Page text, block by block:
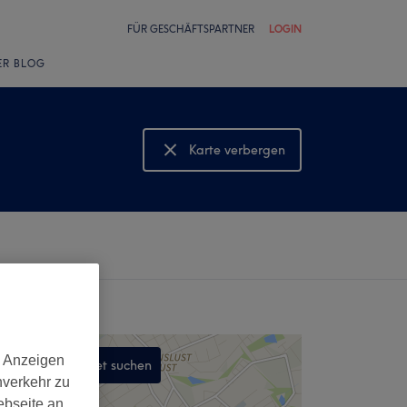
FÜR GESCHÄFTSPARTNER LOGIN
BLOG
Karte verbergen
Karte anzeigen
In diesem Gebiet suchen
,
zu
an